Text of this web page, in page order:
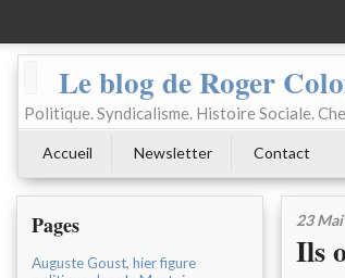
Le blog de Roger
Politique. Syndicalisme. Histoire Sociale.
Accueil Newsletter Contact
Pages
Auguste Goust, hier figure
23
Ils